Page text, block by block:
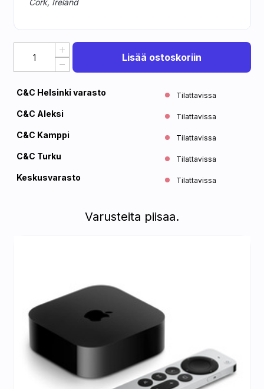
Cork, Ireland
Lisää ostoskoriin
C&C Helsinki varasto Tilattavissa
C&C Aleksi Tilattavissa
C&C Kamppi Tilattavissa
C&C Turku Tilattavissa
Keskusvarasto Tilattavissa
Varusteita piisaa.